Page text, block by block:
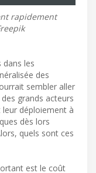
rapidement
les
des
sembler aller
grands acteurs
déploiement à
dès lors
quels sont ces
est le coût